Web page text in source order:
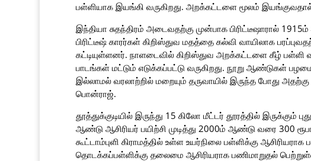
பள்ளியாக இயங்கி வருகிறது. அறக்கட்டளை மூலம்
இந்தியா சுதந்திரம் அடைவதற்கு முன்பாக பிரிட்டீஷாரால்
பிரிட்டீஷ் காரர்கள் கிறிஸ்துவ மதத்தை கல்வி வாயிலாக
கட்டியுள்ளனர். நாளடைவில் கிறிஸ்துவ அறக்கட்டளை கீழ் பள்ளி
பாடங்கள் மட்டும் எடுக்கப்பட்டு வருகிறது. நூறு ஆண்டுகள்
இல்லாமல் வரலாற்றில் மறையும் தருவாயில் இருந்த போது
பொன்ராஜ்.
தூத்துக்குடியில் இருந்து 15 கிலோ மீட்டர் தூரத்தில்
ஆண்டு ஆசிரியர் பயிற்சி முடித்து 2000ம் ஆண்டு வரை 300
கூட்டாம்புளி கிராமத்தில் உள்ள உயர்நிலை பள்ளிக்கு
தொடக்கப்பள்ளிக்கு தலைமை ஆசிரியராக பணிமாறுதல்